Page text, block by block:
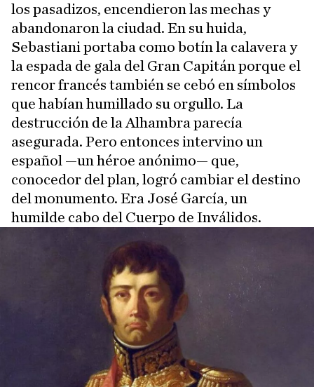
los pasadizos, encendieron las mechas y
abandonaron la ciudad. En su huida,
Sebastiani portaba como botín la calavera y
la espada de gala del Gran Capitán porque el
rencor francés también se cebó en símbolos
que habían humillado su orgullo. La
destrucción de la Alhambra parecía
asegurada. Pero entonces intervino un
español —un héroe anónimo— que,
conocedor del plan, logró cambiar el destino
del monumento. Era José García, un
humilde cabo del Cuerpo de Inválidos.